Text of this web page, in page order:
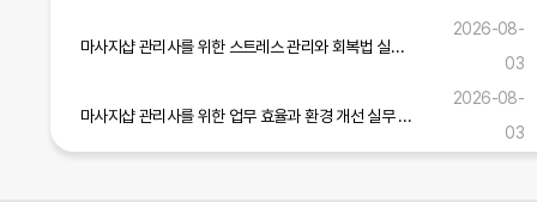
마사지샵 관리사를 위한 스트레스 관리와 회복법 실무 가이드
2026-08-
03
마사지샵 관리사를 위한 업무 효율과 환경 개선 실무 전략
2026-08-
03